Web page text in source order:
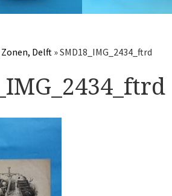
meetapparatuur
Boeken
Makers
Images
Zonen, Delft »SMD18_IMG_2434_ftrd